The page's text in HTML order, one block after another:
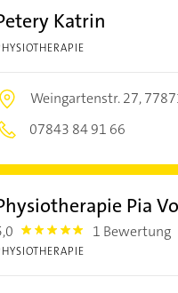
Katrin
Weingartenstr. 27,
07843 84 91 66
Pia
5.0 1 Bewertung